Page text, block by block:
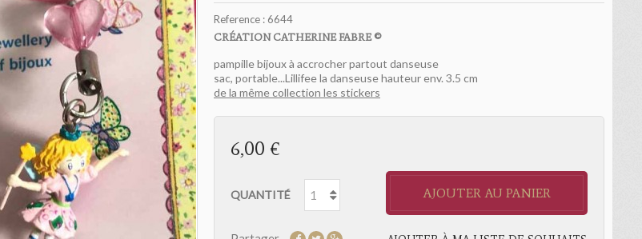
Reference : 6644
CRÉATION CATHERINE FABRE ©
pampille bijoux à accrocher partout danseuse
sac, portable...Lillifee la danseuse hauteur env. 3.5 cm
de la même collection les stickers
6,00 €
QUANTITÉ AJOUTER AU PANIER